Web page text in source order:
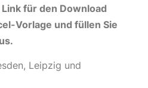
für den Download
Vorlage und füllen Sie
Leipzig und